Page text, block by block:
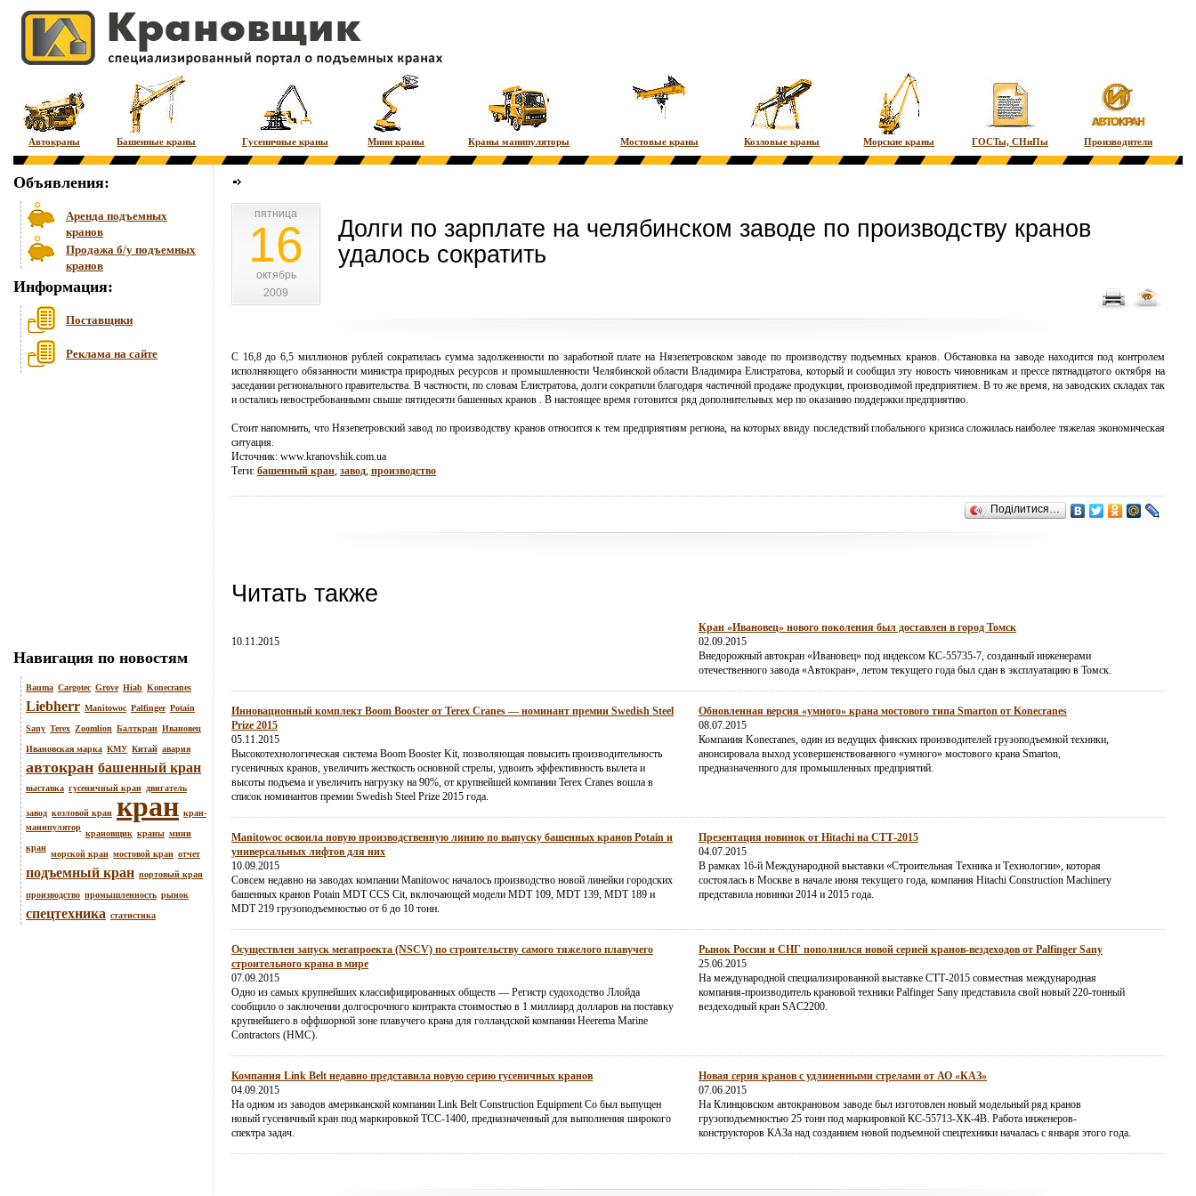
Автокраны Башенные краны Гусеничные краны Мини краны Краны манипуляторы Мостовые краны Козловые краны Морские краны ГОСТы, СНиПы Производители
Объявления:
Аренда подъемных
кранов
Продажа б/у подъемных
кранов
Информация:
Поставщики
Реклама на сайте
Навигация по новостям
Bauma Cargotec Grove Hiab Konecranes
Liebherr Manitowoc Palfinger Potain
Sany Terex Zoomlion Балткран Ивановец
Ивановская марка КМУ Китай авария
автокран башенный кран
выставка гусеничный кран двигатель
завод козловой кран кран кран-
манипулятор крановщик краны мини
кран морской кран мостовой кран отчет
подъемный кран портовый кран
производство промышленность рынок
спецтехника статистика
пятница
пятница
16
октябрь
октябрь
2009
2009
Долги по зарплате на челябинском заводе по производству кранов
удалось сократить
C 16,8 до 6,5 миллионов рублей сократилась сумма задолженности по заработной плате на Нязепетровском заводе по производству подъемных кранов. Обстановка на заводе находится под контролем
исполняющего обязанности министра природных ресурсов и промышленности Челябинской области Владимира Елистратова, который и сообщил эту новость чиновникам и прессе пятнадцатого октября на
заседании регионального правительства. В частности, по словам Елистратова, долги сократили благодаря частичной продаже продукции, производимой предприятием. В то же время, на заводских складах так
и остались невостребованными свыше пятидесяти башенных кранов . В настоящее время готовится ряд дополнительных мер по оказанию поддержки предприятию.
Стоит напомнить, что Нязепетровский завод по производству кранов относится к тем предприятиям региона, на которых ввиду последствий глобального кризиса сложилась наиболее тяжелая экономическая
ситуация.
Источник: www.kranovshik.com.ua
Теги: башенный кран, завод, производство
Поділитися…
Читать также
10.11.2015
Кран «Ивановец» нового поколения был доставлен в город Томск
02.09.2015
Внедорожный автокран «Ивановец» под индексом КС-55735-7, созданный инженерами
отечественного завода «Автокран», летом текущего года был сдан в эксплуатацию в Томск.
Инновационный комплект Boom Booster от Terex Cranes — номинант премии Swedish Steel
Prize 2015
05.11.2015
Высокотехнологическая система Boom Booster Kit, позволяющая повысить производительность
гусеничных кранов, увеличить жесткость основной стрелы, удвоить эффективность вылета и
высоты подъема и увеличить нагрузку на 90%, от крупнейшей компании Terex Cranes вошла в
список номинантов премии Swedish Steel Prize 2015 года.
Обновленная версия «умного» крана мостового типа Smarton от Konecranes
08.07.2015
Компания Konecranes, один из ведущих финских производителей грузоподъемной техники,
анонсировала выход усовершенствованного «умного» мостового крана Smarton,
предназначенного для промышленных предприятий.
Manitowoc освоила новую производственную линию по выпуску башенных кранов Potain и
универсальных лифтов для них
10.09.2015
Совсем недавно на заводах компании Manitowoc началось производство новой линейки городских
башенных кранов Potain MDT CCS Cit, включающей модели MDT 109, MDT 139, MDT 189 и
MDT 219 грузоподъемностью от 6 до 10 тонн.
Презентация новинок от Hitachi на СТТ-2015
04.07.2015
В рамках 16-й Международной выставки «Строительная Техника и Технологии», которая
состоялась в Москве в начале июня текущего года, компания Hitachi Construction Machinery
представила новинки 2014 и 2015 года.
Осуществлен запуск мегапроекта (NSCV) по строительству самого тяжелого плавучего
строительного крана в мире
07.09.2015
Одно из самых крупнейших классифицированных обществ — Регистр судоходство Ллойда
сообщило о заключении долгосрочного контракта стоимостью в 1 миллиард долларов на поставку
крупнейшего в оффшорной зоне плавучего крана для голландской компании Heerema Marine
Contractors (HMC).
Рынок России и СНГ пополнился новой серией кранов-вездеходов от Palfinger Sany
25.06.2015
На международной специализированной выставке СТТ-2015 совместная международная
компания-производитель крановой техники Palfinger Sany представила свой новый 220-тонный
вездеходный кран SAC2200.
Компания Link Belt недавно представила новую серию гусеничных кранов
04.09.2015
На одном из заводов американской компании Link Belt Construction Equipment Co был выпущен
новый гусеничный кран под маркировкой ТСС-1400, предназначенный для выполнения широкого
спектра задач.
Новая серия кранов с удлиненными стрелами от АО «КАЗ»
07.06.2015
На Клинцовском автокрановом заводе был изготовлен новый модельный ряд кранов
грузоподъемностью 25 тонн под маркировкой КС-55713-ХК-4В. Работа инженеров-
конструкторов КАЗа над созданием новой подъемной спецтехники началась с января этого года.